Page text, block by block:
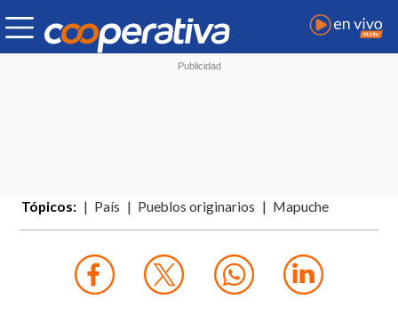
Tópicos: País Pueblos originarios Mapuche